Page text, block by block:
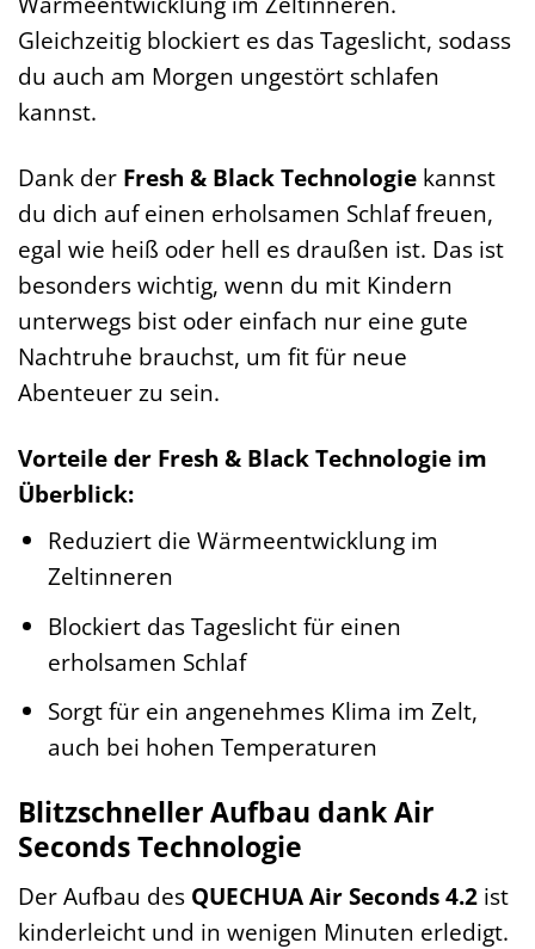
Gleichzeitig blockiert es das Tageslicht, sodass
du auch am Morgen ungestört schlafen
kannst.
Dank der Fresh & Black Technologie kannst
du dich auf einen erholsamen Schlaf freuen,
egal wie heiß oder hell es draußen ist. Das ist
besonders wichtig, wenn du mit Kindern
unterwegs bist oder einfach nur eine gute
Nachtruhe brauchst, um fit für neue
Abenteuer zu sein.
Vorteile der Fresh & Black Technologie im
Überblick:
Reduziert die Wärmeentwicklung im
Zeltinneren
Blockiert das Tageslicht für einen
erholsamen Schlaf
Sorgt für ein angenehmes Klima im Zelt,
auch bei hohen Temperaturen
Blitzschneller Aufbau dank Air
Seconds Technologie
Der Aufbau des QUECHUA Air Seconds 4.2 ist
kinderleicht und in wenigen Minuten erledigt.